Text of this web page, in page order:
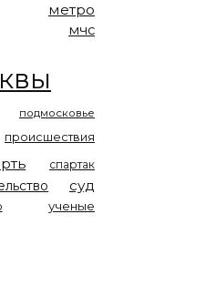
метро
мчс
подмосковье
происшествия
спартак
суд
ученые